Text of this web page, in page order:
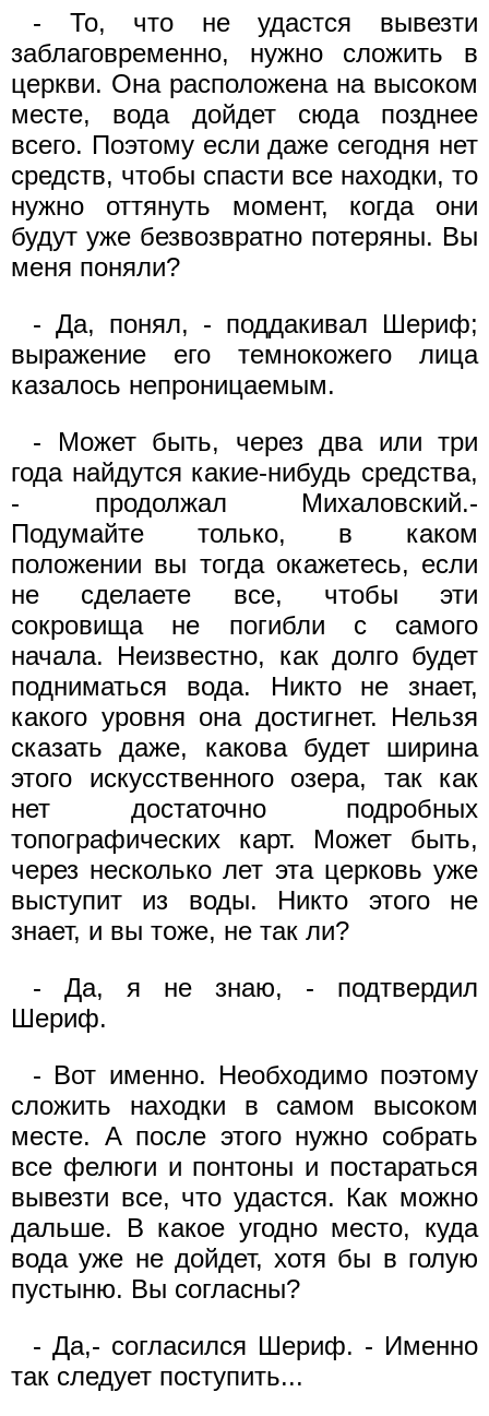
- То, что не удастся вывезти
заблаговременно, нужно сложить в
церкви. Она расположена на высоком
месте, вода дойдет сюда позднее
всего. Поэтому если даже сегодня нет
средств, чтобы спасти все находки, то
нужно оттянуть момент, когда они
будут уже безвозвратно потеряны. Вы
меня поняли?
- Да, понял, - поддакивал Шериф;
выражение его темнокожего лица
казалось непроницаемым.
- Может быть, через два или три
года найдутся какие-нибудь средства,
- продолжал Михаловский.-
Подумайте только, в каком
положении вы тогда окажетесь, если
не сделаете все, чтобы эти
сокровища не погибли с самого
начала. Неизвестно, как долго будет
подниматься вода. Никто не знает,
какого уровня она достигнет. Нельзя
сказать даже, какова будет ширина
этого искусственного озера, так как
нет достаточно подробных
топографических карт. Может быть,
через несколько лет эта церковь уже
выступит из воды. Никто этого не
знает, и вы тоже, не так ли?
- Да, я не знаю, - подтвердил
Шериф.
- Вот именно. Необходимо поэтому
сложить находки в самом высоком
месте. А после этого нужно собрать
все фелюги и понтоны и постараться
вывезти все, что удастся. Как можно
дальше. В какое угодно место, куда
вода уже не дойдет, хотя бы в голую
пустыню. Вы согласны?
- Да,- согласился Шериф. - Именно
так следует поступить...